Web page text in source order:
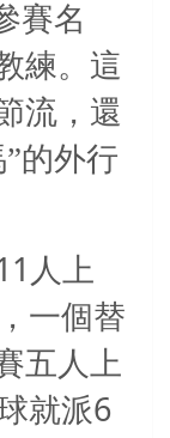
賽名
練。這
流，還
的外行
人上
一個替
五人上
就派6